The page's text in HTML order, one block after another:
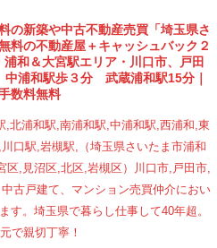
の新築や中古不動産売買「埼玉県さ
料の不動産屋＋キャッシュバック２
和＆大宮駅エリア・川口市、戸田
浦和駅歩３分 武蔵浦和駅15分｜
数料無料
北浦和駅,南浦和駅,中浦和駅,西浦和,東
口駅,岩槻駅,（埼玉県さいたま市浦和
区,見沼区,北区,岩槻区）川口市,戸田市,
古戸建て、マンション売買仲介におい
す。埼玉県で暮らし仕事して40年超。
で親切丁寧！